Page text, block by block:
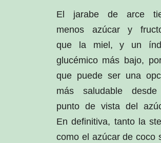
El jarabe de arce
menos azúcar y
que la miel, y un
glucémico más bajo,
que puede ser una
más saludable
punto de vista del
En definitiva, tanto la
como el azúcar de coco